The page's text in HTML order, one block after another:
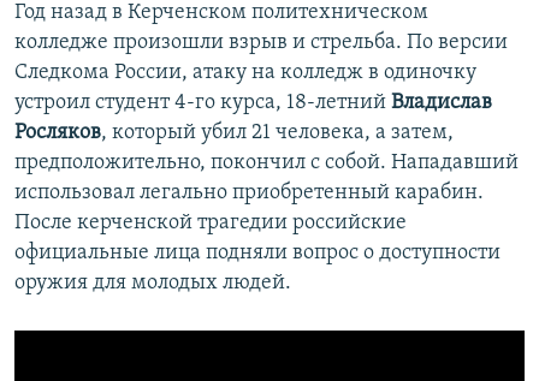
Год назад в Керченском политехническом
колледже произошли взрыв и стрельба. По версии
Следкома России, атаку на колледж в одиночку
устроил студент 4-го курса, 18-летний Владислав
Росляков, который убил 21 человека, а затем,
предположительно, покончил с собой. Нападавший
использовал легально приобретенный карабин.
После керченской трагедии российские
официальные лица подняли вопрос о доступности
оружия для молодых людей.